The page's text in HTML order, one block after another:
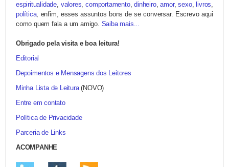
espiritualidade, valores,comportamento,dinheiro,amor,sexo, livros,
política, enfim, esses assuntos bons de se conversar. Escrevo aqui
como quem fala a um amigo. Saiba mais...
Obrigado pela visita e boa leitura!
Editorial
Depoimentos e Mensagens dos Leitores
Minha Lista de Leitura(NOVO)
Entre em contato
Política de Privacidade
Parceria de Links
ACOMPANHE